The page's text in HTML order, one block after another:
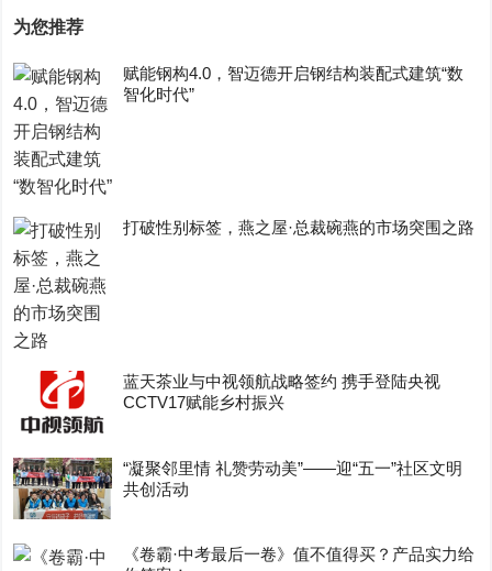
为您推荐
赋能钢构4.0，智迈德开启钢结构装配式建筑“数
智化时代”
打破性别标签，燕之屋·总裁碗燕的市场突围之路
蓝天茶业与中视领航战略签约 携手登陆央视
CCTV17赋能乡村振兴
“凝聚邻里情 礼赞劳动美”——迎“五一”社区文明
共创活动
《卷霸·中考最后一卷》值不值得买？产品实力给